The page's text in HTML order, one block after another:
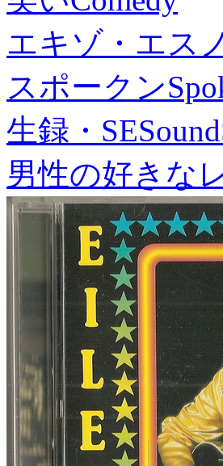
エキゾ・エス
スポークン
生録・SE
男性の好きな